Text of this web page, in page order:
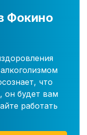
Фокино
что
он будет вам
работать